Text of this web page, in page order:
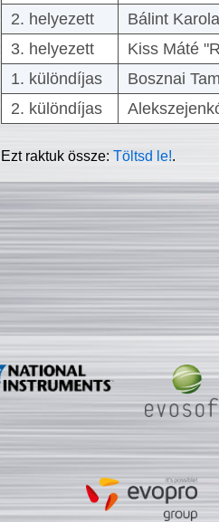
2. helyezett
Bálint
3. helyezett
Kiss Máté
1. különdíjas
Bosznai
2. különdíjas
Ezt raktuk össze:Töltsd le!.